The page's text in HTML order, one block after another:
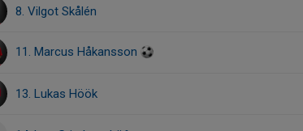
8. Vilgot Skålén
11. Marcus Håkansson
13. Lukas Höök